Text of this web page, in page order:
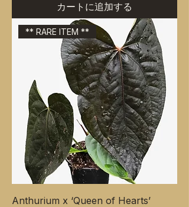
カートに追加する
** RARE ITEM **
Anthurium x ‘Queen of Hearts’